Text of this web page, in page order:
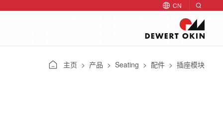
CN
主页 > 产品 > Seating > 配件> 插座模块